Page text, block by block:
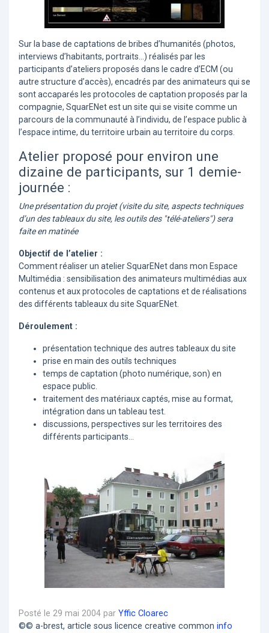
Sur la base de captations de bribes d’humanités (photos,
interviews d’habitants, portraits...) réalisés par les
participants d’ateliers proposés dans le cadre d’ECM (ou
autre structure d’accès), encadrés par des animateurs qui se
sont accaparés les protocoles de captation proposés par la
compagnie, SquarENet est un site qui se visite comme un
parcours de la communauté à l’individu, de l’espace public à
l’espace intime, du territoire urbain au territoire du corps.
Atelier proposé pour environ une
dizaine de participants, sur 1 demie-
journée :
Une présentation du projet (visite du site, aspects techniques
d’un des tableaux du site, les outils des "télé-ateliers") sera
faite en matinée
Objectif de l’atelier :
Comment réaliser un atelier SquarENet dans mon Espace
Multimédia : sensibilisation des animateurs multimédias aux
contenus et aux protocoles de captations et de réalisations
des différents tableaux du site SquarENet.
Déroulement :
présentation technique des autres tableaux du site
prise en main des outils techniques
temps de captation (photo numérique, son) en
espace public.
traitement des matériaux captés, mise au format,
intégration dans un tableau test.
discussions, perspectives sur les territoires des
différents participants...
Posté le 29 mai 2004 par Yffic Cloarec
©© a-brest, article sous licence creative common info